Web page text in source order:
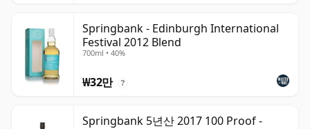
Springbank - Edinburgh International
Festival 2012 Blend
700ml • 40%
₩32만 ?
Springbank 5년산 2017 100 Proof -